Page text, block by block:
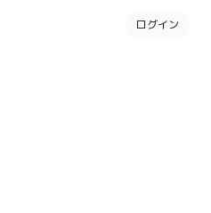
ログイン